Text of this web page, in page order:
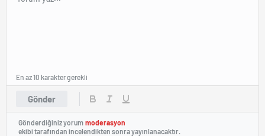
Gönder
En az 10 karakter gerekli
Gönderdiğiniz yorum moderasyon
ekibi tarafından incelendikten sonra yayınlanacaktır.